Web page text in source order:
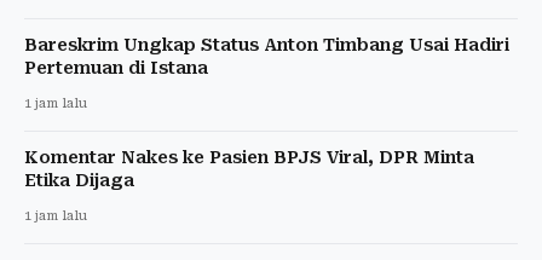
Bareskrim Ungkap Status Anton Timbang Usai Hadiri
Pertemuan di Istana
1 jam lalu
Komentar Nakes ke Pasien BPJS Viral, DPR Minta
Etika Dijaga
1 jam lalu